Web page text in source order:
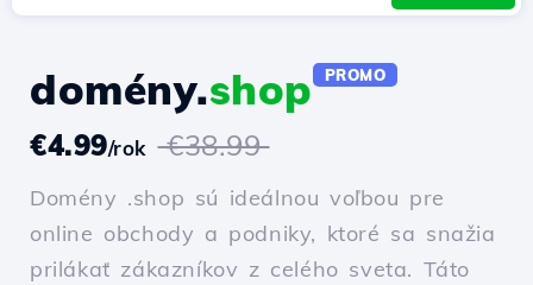
domény.shop PROMO
€4.99/rok €38.99
Domény .shop sú ideálnou voľbou pre
online obchody a podniky, ktoré sa snažia
prilákať zákazníkov z celého sveta. Táto